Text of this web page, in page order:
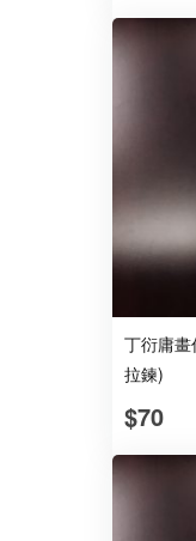
丁衍庸
拉鍊)
$70